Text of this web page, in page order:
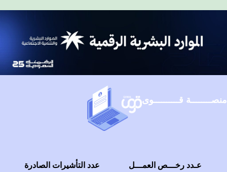
منصــــــــة قــــــــــوى
عـدد رخـــص العمـــل عدد التأشيرات الصادرة